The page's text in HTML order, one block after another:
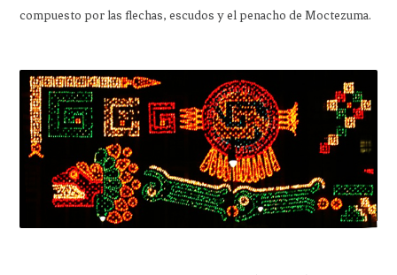
compuesto por las flechas, escudos y el penacho de Moctezuma.